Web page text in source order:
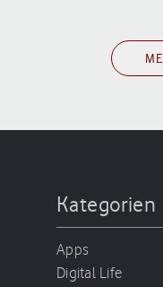
Kategorien
Apps
Digital Life